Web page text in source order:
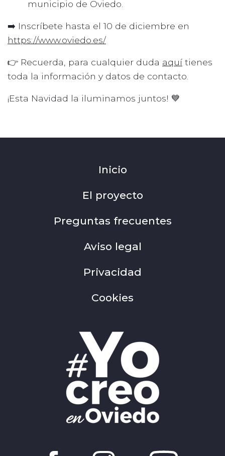
municipio de Oviedo.
➡️ Inscríbete hasta el 10 de diciembre en
https://www.oviedo.es/
👉 Recuerda, para cualquier duda aquí tienes
toda la información y datos de contacto.
¡Esta Navidad la iluminamos juntos! 💙
Inicio
El proyecto
Preguntas frecuentes
Aviso legal
Privacidad
Cookies